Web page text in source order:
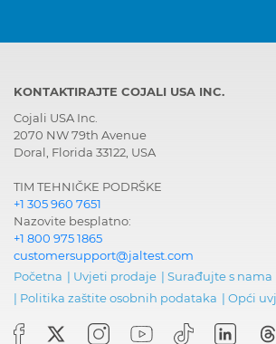
KONTAKTIRAJTE COJALI USA INC.
Cojali USA Inc.
2070 NW 79th Avenue
Doral, Florida 33122, USA
TIM TEHNIČKE PODRŠKE
+1 305 960 7651
Nazovite besplatno:
+1 800 975 1865
customersupport@jaltest.com
Početna | Uvjeti prodaje | Surađujte s nama
| Politika zaštite osobnih podataka | Opći